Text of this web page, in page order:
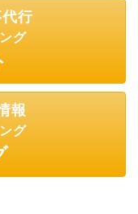
行
グ
報
グ